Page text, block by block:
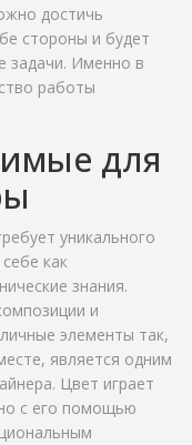
достичь
стороны и будет
задачи. Именно в
работы
для
уникального
как
знания.
и
элементы так,
является одним
Цвет играет
с его помощью